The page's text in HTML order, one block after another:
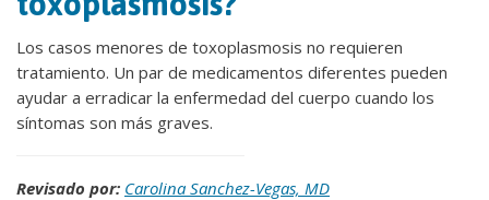
Los casos menores de toxoplasmosis no requieren
tratamiento. Un par de medicamentos diferentes pueden
ayudar a erradicar la enfermedad del cuerpo cuando los
síntomas son más graves.
Revisado por: Carolina Sanchez-Vegas, MD